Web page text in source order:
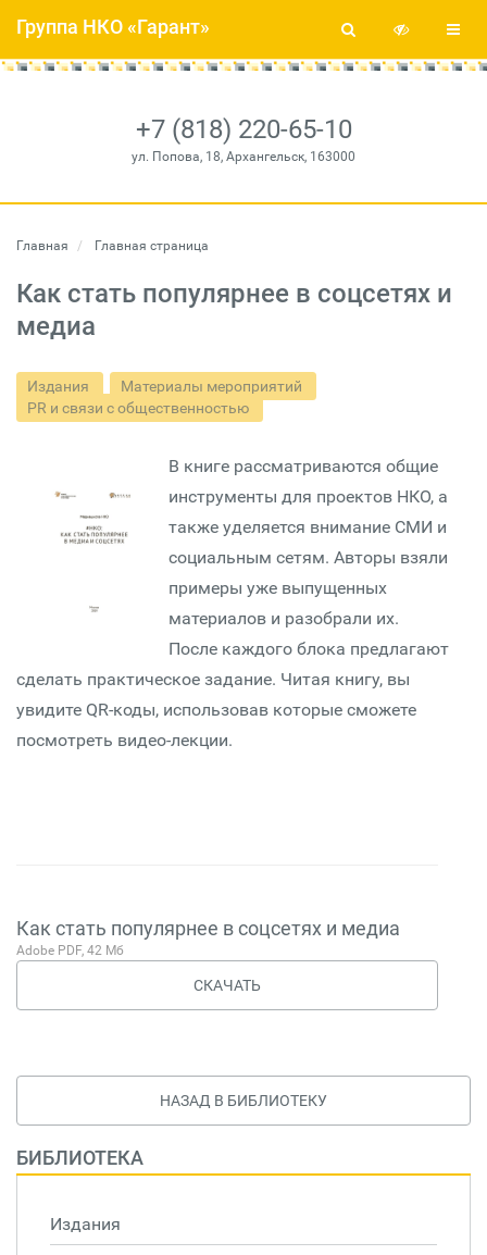
+7 (818) 220-65-10
ул. Попова, 18, Архангельск, 163000
Группа НКО «Гарант»
Главная Главная страница
Как стать популярнее в соцсетях и
медиа
Издания
Материалы мероприятий
PR и связи с общественностью
В книге рассматриваются общие
инструменты для проектов НКО, а
также уделяется внимание СМИ и
социальным сетям. Авторы взяли
примеры уже выпущенных
материалов и разобрали их.
После каждого блока предлагают
сделать практическое задание. Читая книгу, вы
увидите QR-коды, использовав которые сможете
посмотреть видео-лекции.
Как стать популярнее в соцсетях и медиа
Adobe PDF, 42 Мб
СКАЧАТЬ
НАЗАД В БИБЛИОТЕКУ
БИБЛИОТЕКА
Издания